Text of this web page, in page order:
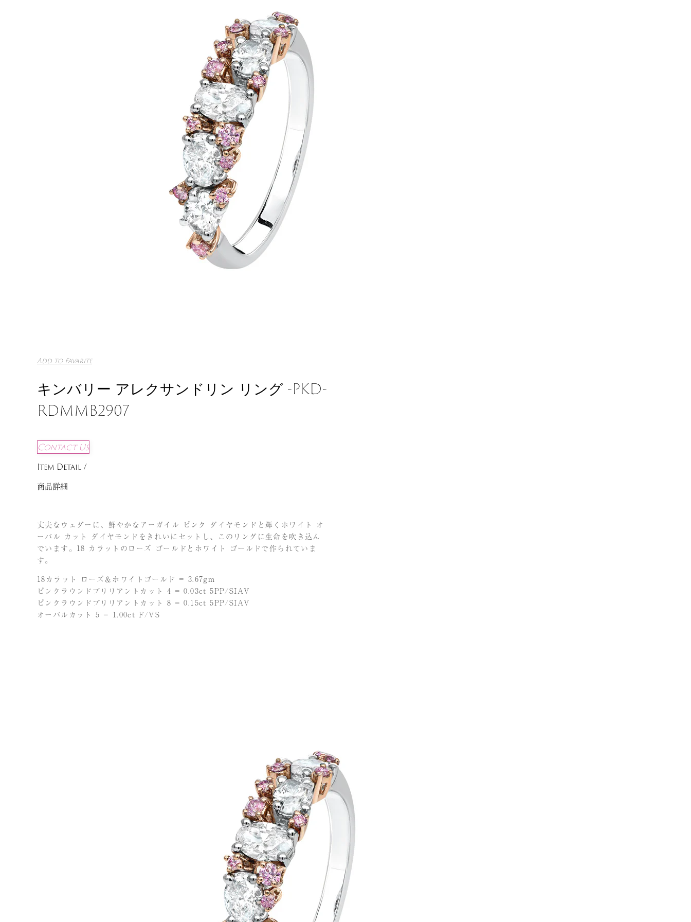
Add to Favarite
キンバリー アレクサンドリン リング -PKD-
RDMMB2907
Contact Us
Item Detail /
商品詳細
丈夫なウェダーに、鮮やかなアーガイル ピンク ダイヤモンドと輝くホワイト オ
ーバル カット ダイヤモンドをきれいにセットし、このリングに生命を吹き込ん
でいます。18 カラットのローズ ゴールドとホワイト ゴールドで作られていま
す。
18カラット ローズ＆ホワイトゴールド = 3.67gm
ピンクラウンドブリリアントカット 4 = 0.03ct 5PP/SIAV
ピンクラウンドブリリアントカット 8 = 0.15ct 5PP/SIAV
オーバルカット 5 = 1.00ct F/VS